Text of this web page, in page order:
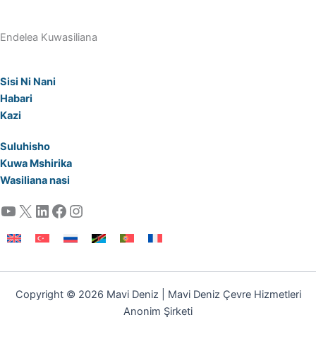
Endelea Kuwasiliana
Sisi Ni Nani
Habari
Kazi
Suluhisho
Kuwa Mshirika
Wasiliana nasi
YouTube X LinkedIn Facebook Instagram
Copyright © 2026 Mavi Deniz | Mavi Deniz Çevre Hizmetleri
Anonim Şirketi